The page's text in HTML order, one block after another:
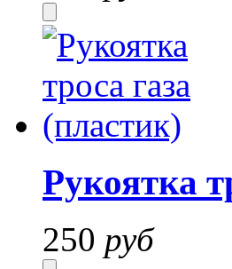
Рукоятка
250 руб